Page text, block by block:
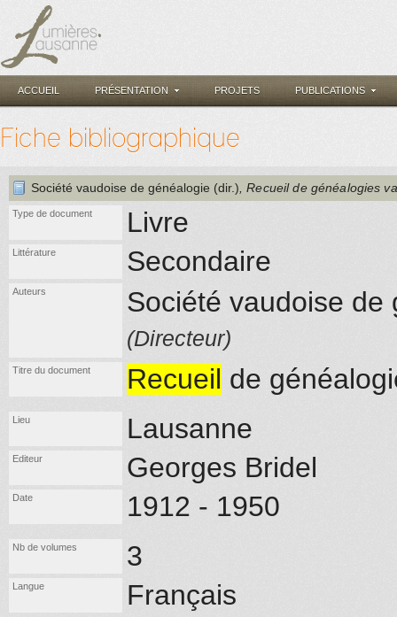
ACCUEIL PRÉSENTATION PROJETS PUBLICATIONS
Fiche bibliographique
Société vaudoise de généalogie (dir.) , Recueil de généalogies
Type de document Livre
Littérature Secondaire
Auteurs Société vaudoise
(Directeur)
Titre du document Recueil de
Lieu Lausanne
Editeur Georges Bridel
Date 1912 - 1950
Nb de volumes 3
Langue Français